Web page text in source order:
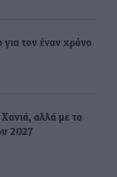
τον έναν χρόνο
αλλά με το
2027